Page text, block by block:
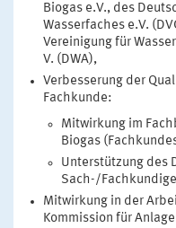
Biogas e.V., des
Wasserfaches e.V.
Vereinigung für
V. (DWA),
Verbesserung der
Fachkunde:
Mitwirkung im
Biogas
Unterstützung des
Sach-/
Mitwirkung in der
Kommission für